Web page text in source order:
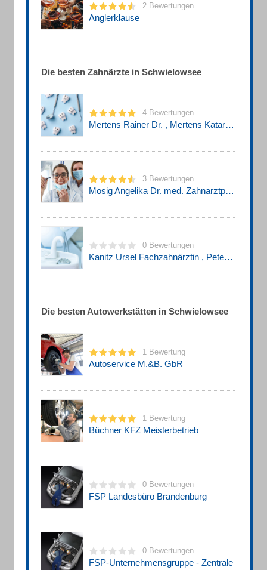
2 Bewertungen
Anglerklause
Die besten Zahnärzte in Schwielowsee
4 Bewertungen
Mertens Rainer Dr. , Mertens Katarina Dr. Zahnärzte
3 Bewertungen
Mosig Angelika Dr. med. Zahnarztpraxis
0 Bewertungen
Kanitz Ursel Fachzahnärztin , Peter Dr.med.dent. Gemeinschaftspraxis Zahnärzte
Die besten Autowerkstätten in Schwielowsee
1 Bewertung
Autoservice M.&B. GbR
1 Bewertung
Büchner KFZ Meisterbetrieb
0 Bewertungen
FSP Landesbüro Brandenburg
0 Bewertungen
FSP-Unternehmensgruppe - Zentrale